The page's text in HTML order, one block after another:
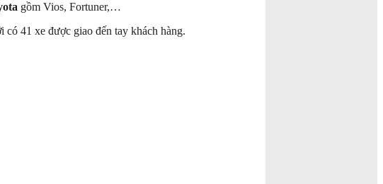
gồm Vios, Fortuner,…
41 xe được giao đến tay khách hàng.